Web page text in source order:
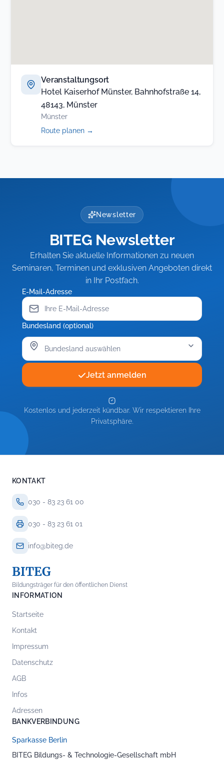
Veranstaltungsort
Hotel Kaiserhof Münster, Bahnhofstraße 14,
48143, Münster
Münster
Route planen →
Newsletter
BITEG Newsletter
Erhalten Sie aktuelle Informationen zu neuen
Seminaren, Terminen und exklusiven Angeboten direkt
in Ihr Postfach.
E-Mail-Adresse
Bundesland (optional)
Jetzt anmelden
Kostenlos und jederzeit kündbar. Wir respektieren Ihre
Privatsphäre.
KONTAKT
030 - 83 23 61 00
030 - 83 23 61 01
info@biteg.de
BITEG
Bildungsträger für den öffentlichen Dienst
INFORMATION
Startseite
Kontakt
Impressum
Datenschutz
AGB
Infos
Adressen
BANKVERBINDUNG
Sparkasse Berlin
BITEG Bildungs- & Technologie-Gesellschaft mbH